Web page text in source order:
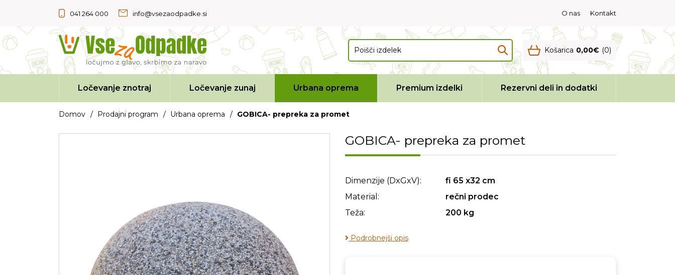
041 264 000 info@vsezaodpadke.si O nas Kontakt
Košarica 0,00€ (0)
Ločevanje znotraj Ločevanje zunaj Urbana oprema Premium izdelki Rezervni deli in dodatki
Domov / Prodajni program / Urbana oprema / GOBICA- prepreka za promet
GOBICA- prepreka za promet
Dimenzije (DxGxV):
fi 65 x32 cm
Material:
rečni prodec
Teža:
200 kg
Podrobnejši opis